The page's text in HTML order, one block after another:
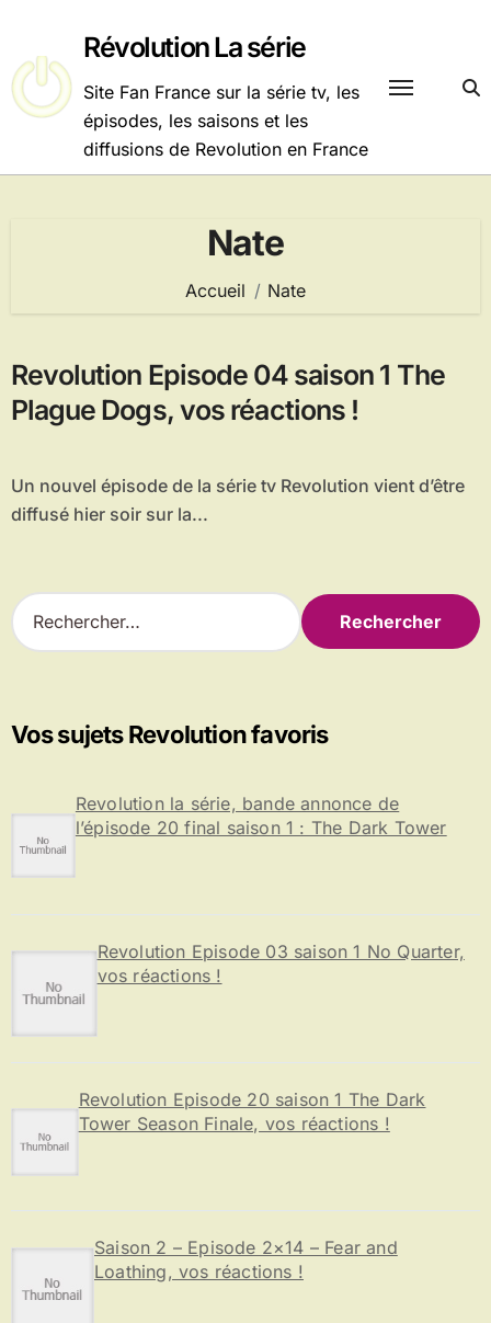
contenu
Révolution La série
Site Fan France sur la série tv, les
épisodes, les saisons et les
diffusions de Revolution en France
Nate
Accueil Nate
Revolution Episode 04 saison 1 The
Plague Dogs, vos réactions !
Un nouvel épisode de la série tv Revolution vient d’être
diffusé hier soir sur la...
R
e
r
c
r
Vos sujets Revolution favoris
Revolution la série, bande annonce de
l’épisode 20 final saison 1 : The Dark Tower
Revolution Episode 03 saison 1 No Quarter,
vos réactions !
Revolution Episode 20 saison 1 The Dark
Tower Season Finale, vos réactions !
Saison 2 – Episode 2×14 – Fear and
Loathing, vos réactions !